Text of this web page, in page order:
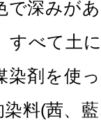
で深みが
すべて土
染剤を使
料(茜、